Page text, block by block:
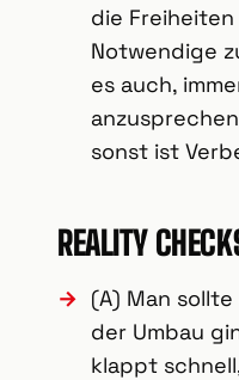
die
Notwendige
es auch,
sonst ist
REALITY
(A) Man
der Umbau
klappt